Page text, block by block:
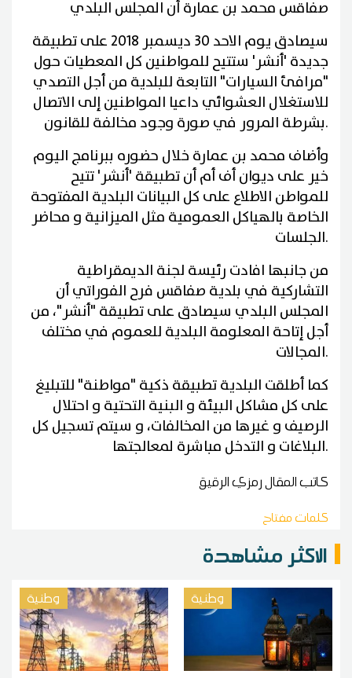
صفاقس محمد بن عمارة أن المجلس البلدي
سيصادق يوم الاحد 30 ديسمبر 2018 على تطبيقة
جديدة 'أنشر' ستتيح للمواطنين كل المعطيات حول
"مرافئ السيارات" التابعة للبلدية من أجل التصدي
للاستغلال العشوائي داعيا المواطنين إلى الاتصال
بشرطة المرور في صورة وجود مخالفة للقانون.
وأضاف محمد بن عمارة خلال حضوره ببرنامج اليوم
خير على ديوان أف أم أن تطبيقة 'أنشر' تتيح
للمواطن الاطلاع على كل البيانات البلدية المفتوحة
الخاصة بالهياكل العمومية مثل الميزانية و محاضر
الجلسات.
من جانبها افادت رئيسة لجنة الديمقراطية
التشاركية في بلدية صفاقس فرح الفوراتي أن
المجلس البلدي سيصادق على تطبيقة "أنشر"، من
أجل إتاحة المعلومة البلدية للعموم في مختلف
المجالات.
كما أطلقت البلدية تطبيقة ذكية "مواطنة" للتبليغ
على كل مشاكل البيئة و البنية التحتية و احتلال
الرصيف و غيرها من المخالفات، و سيتم تسجيل كل
البلاغات و التدخل مباشرة لمعالجتها.
كاتب المقالرمزي الرقيق
كلمات مفتاح
الاكثر مشاهدة
وطنية وطنية